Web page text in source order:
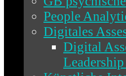
People
Digitales
Digital